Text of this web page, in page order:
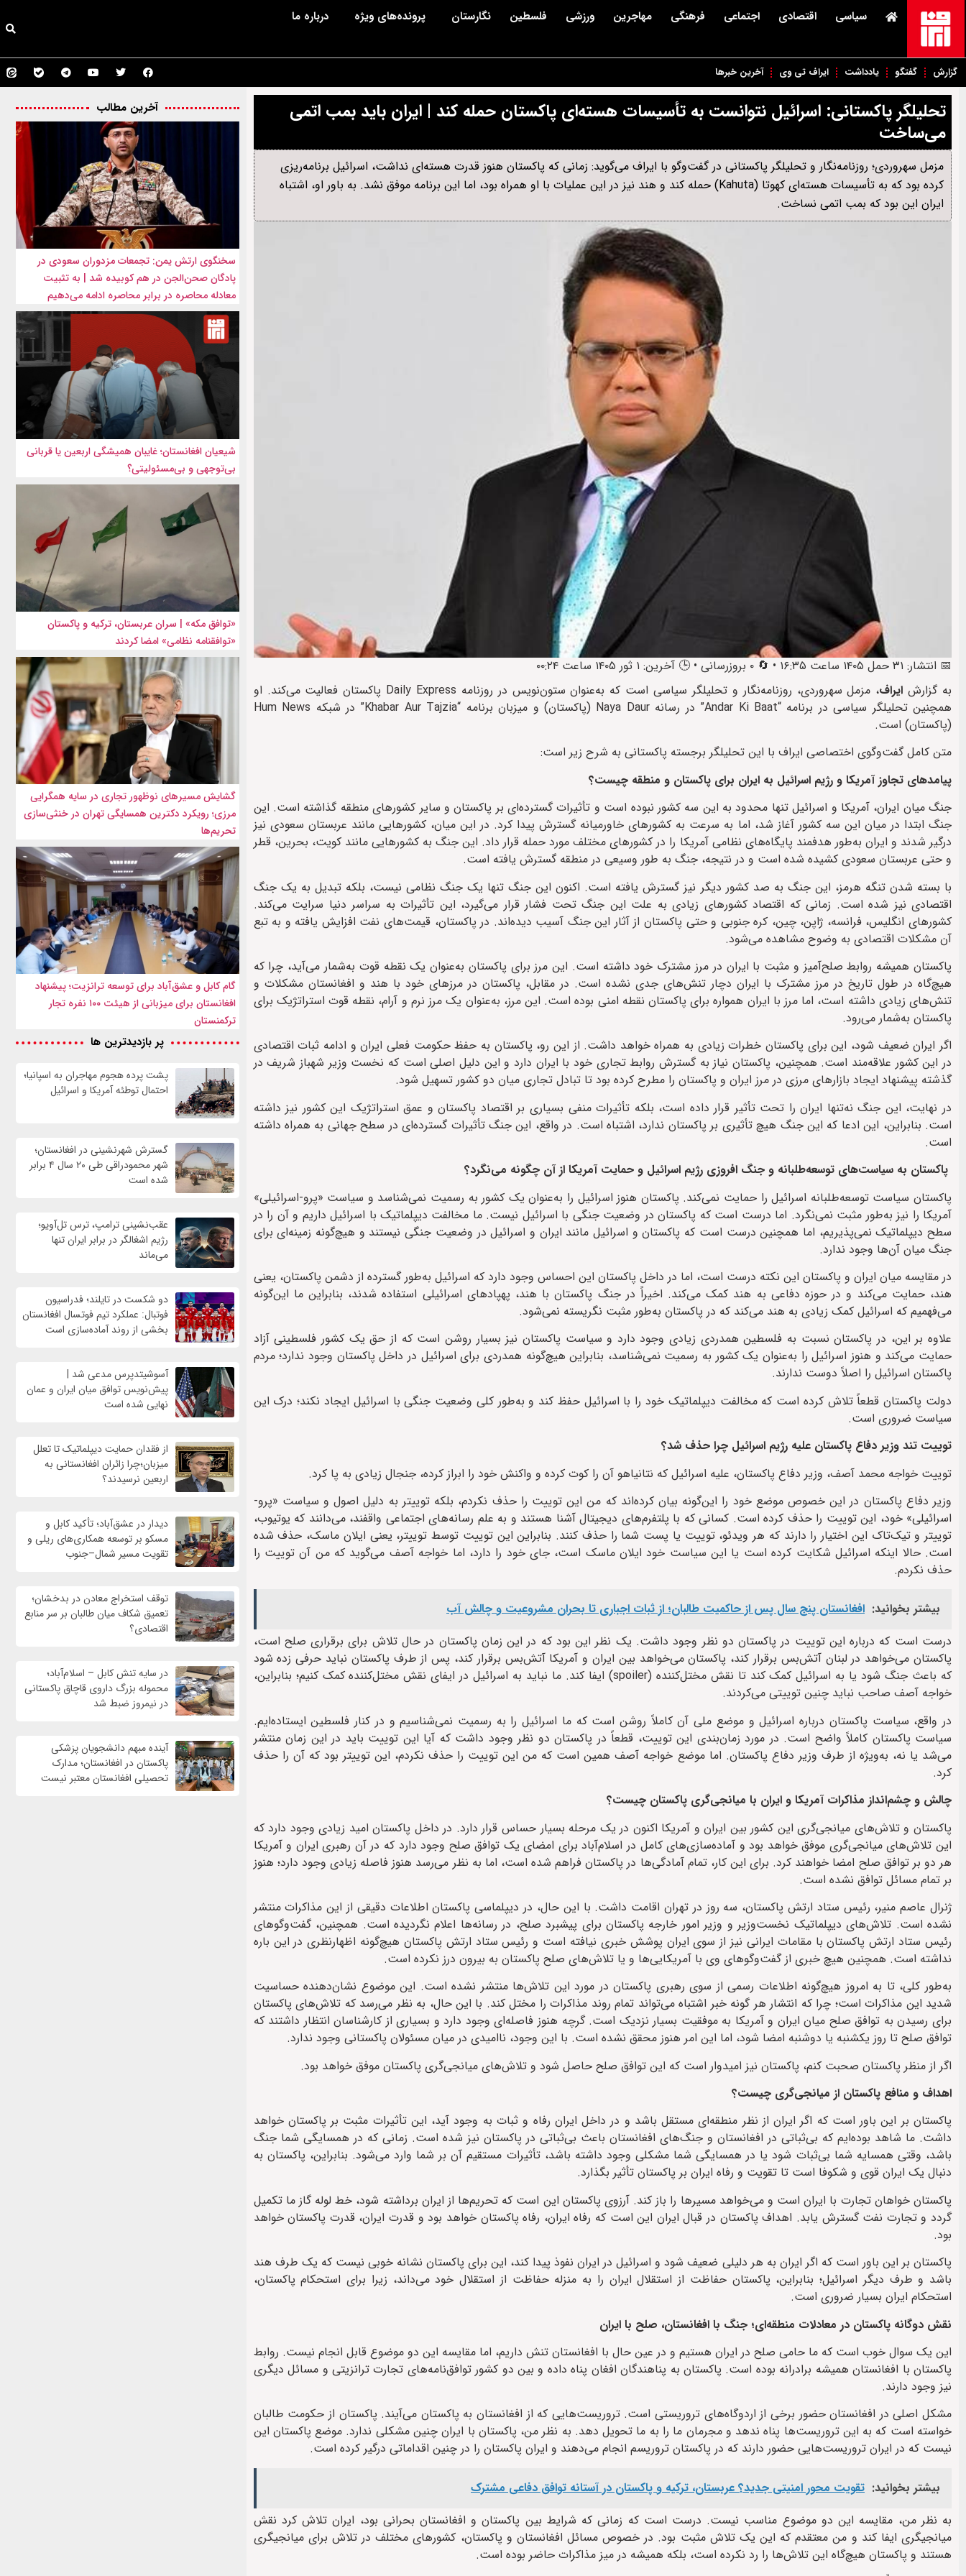
سیاسی اقتصادی اجتماعی فرهنگی مهاجرین ورزشی فلسطین نگارستان پرونده‌های ویژه درباره ما
گزارش گفتگو یادداشت ایراف تی وی آخرین خبرها
تحلیلگر پاکستانی: اسرائیل نتوانست به تأسیسات هسته‌ای پاکستان حمله کند | ایران باید بمب اتمی
می‌ساخت
مزمل سهروردی؛ روزنامه‌نگار و تحلیلگر پاکستانی در گفت‌وگو با ایراف می‌گوید: زمانی که پاکستان هنوز قدرت هسته‌ای نداشت، اسرائیل برنامه‌ریزی
کرده بود که به تأسیسات هسته‌ای کهوتا (Kahuta) حمله کند و هند نیز در این عملیات با او همراه بود، اما این برنامه موفق نشد. به باور او، اشتباه
ایران این بود که بمب اتمی نساخت.
📅 انتشار: ۳۱ حمل ۱۴۰۵ ساعت ۱۶:۳۵ • 🔄 ۰ بروزرسانی • 🕒 آخرین: ۱ ثور ۱۴۰۵ ساعت ۰۰:۲۴
به گزارش ایراف
، مزمل سهروردی، روزنامه‌نگار و تحلیلگر سیاسی است که به‌عنوان ستون‌نویس در روزنامه Daily Express پاکستان فعالیت می‌کند. او
همچنین تحلیلگر سیاسی در برنامه “Andar Ki Baat” در رسانه Naya Daur (پاکستان) و میزبان برنامه “Khabar Aur Tajzia” در شبکه Hum News
(پاکستان) است.
متن کامل گفت‌وگوی اختصاصی ایراف با این تحلیلگر برجسته پاکستانی به شرح زیر است:
پیامدهای تجاوز آمریکا و رژیم اسرائیل به ایران برای پاکستان و منطقه چیست؟
جنگ میان ایران، آمریکا و اسرائیل تنها محدود به این سه کشور نبوده است و تأثیرات گسترده‌ای بر پاکستان و سایر کشورهای منطقه گذاشته است. این
جنگ ابتدا در میان این سه کشور آغاز شد، اما به سرعت به کشورهای خاورمیانه گسترش پیدا کرد. در این میان، کشورهایی مانند عربستان سعودی نیز
درگیر شدند و ایران به‌طور هدفمند پایگاه‌های نظامی آمریکا را در کشورهای مختلف مورد حمله قرار داد. این جنگ به کشورهایی مانند کویت، بحرین، قطر
و حتی عربستان سعودی کشیده شده است و در نتیجه، جنگ به طور وسیعی در منطقه گسترش یافته است.
با بسته شدن تنگه هرمز، این جنگ به صد کشور دیگر نیز گسترش یافته است. اکنون این جنگ تنها یک جنگ نظامی نیست، بلکه تبدیل به یک جنگ
اقتصادی نیز شده است. زمانی که اقتصاد کشورهای زیادی به علت این جنگ تحت فشار قرار می‌گیرد، این تأثیرات به سراسر دنیا سرایت می‌کند.
کشورهای انگلیس، فرانسه، ژاپن، چین، کره جنوبی و حتی پاکستان از آثار این جنگ آسیب دیده‌اند. در پاکستان، قیمت‌های نفت افزایش یافته و به تبع
آن مشکلات اقتصادی به وضوح مشاهده می‌شود.
پاکستان همیشه روابط صلح‌آمیز و مثبت با ایران در مرز مشترک خود داشته است. این مرز برای پاکستان به‌عنوان یک نقطه قوت به‌شمار می‌آید، چرا که
هیچ‌گاه در طول تاریخ در مرز مشترک با ایران دچار تنش‌های جدی نشده است. در مقابل، پاکستان در مرزهای خود با هند و افغانستان مشکلات و
تنش‌های زیادی داشته است، اما مرز با ایران همواره برای پاکستان نقطه امنی بوده است. این مرز، به‌عنوان یک مرز نرم و آرام، نقطه قوت استراتژیک برای
پاکستان به‌شمار می‌رود.
اگر ایران ضعیف شود، این برای پاکستان خطرات زیادی به همراه خواهد داشت. از این رو، پاکستان به حفظ حکومت فعلی ایران و ادامه ثبات اقتصادی
در این کشور علاقه‌مند است. همچنین، پاکستان نیاز به گسترش روابط تجاری خود با ایران دارد و این دلیل اصلی است که نخست وزیر شهباز شریف در
گذشته پیشنهاد ایجاد بازارهای مرزی در مرز ایران و پاکستان را مطرح کرده بود تا تبادل تجاری میان دو کشور تسهیل شود.
در نهایت، این جنگ نه‌تنها ایران را تحت تأثیر قرار داده است، بلکه تأثیرات منفی بسیاری بر اقتصاد پاکستان و عمق استراتژیک این کشور نیز داشته
است. بنابراین، این ادعا که این جنگ هیچ تأثیری بر پاکستان ندارد، اشتباه است. در واقع، این جنگ تأثیرات گسترده‌ای در سطح جهانی به همراه داشته
است.
پاکستان به سیاست‌های توسعه‌طلبانه و جنگ افروزی رژیم اسرائیل و حمایت آمریکا از آن چگونه می‌نگرد؟
پاکستان سیاست توسعه‌طلبانه اسرائیل را حمایت نمی‌کند. پاکستان هنوز اسرائیل را به‌عنوان یک کشور به رسمیت نمی‌شناسد و سیاست «پرو-اسرائیلی»
آمریکا را نیز به‌طور مثبت نمی‌نگرد. اما درست است که پاکستان در وضعیت جنگی با اسرائیل نیست. ما مخالفت دیپلماتیک با اسرائیل داریم و آن را در
سطح دیپلماتیک نمی‌پذیریم، اما همچنین درست است که پاکستان و اسرائیل مانند ایران و اسرائیل در وضعیت جنگی نیستند و هیچ‌گونه زمینه‌ای برای
جنگ میان آن‌ها وجود ندارد.
در مقایسه میان ایران و پاکستان این نکته درست است، اما در داخل پاکستان این احساس وجود دارد که اسرائیل به‌طور گسترده از دشمن پاکستان، یعنی
هند، حمایت می‌کند و در حوزه دفاعی به هند کمک می‌کند. اخیراً در جنگ پاکستان با هند، پهپادهای اسرائیلی استفاده شدند، بنابراین ما این‌گونه
می‌فهمیم که اسرائیل کمک زیادی به هند می‌کند که در پاکستان به‌طور مثبت نگریسته نمی‌شود.
علاوه بر این، در پاکستان نسبت به فلسطین همدردی زیادی وجود دارد و سیاست پاکستان نیز بسیار روشن است که از حق یک کشور فلسطینی آزاد
حمایت می‌کند و هنوز اسرائیل را به‌عنوان یک کشور به رسمیت نمی‌شناسد، بنابراین هیچ‌گونه همدردی برای اسرائیل در داخل پاکستان وجود ندارد؛ مردم
پاکستان اسرائیل را اصلاً دوست ندارند.
دولت پاکستان قطعاً تلاش کرده است که مخالفت دیپلماتیک خود را با اسرائیل حفظ کند و به‌طور کلی وضعیت جنگی با اسرائیل ایجاد نکند؛ درک این
سیاست ضروری است.
توییت تند وزیر دفاع پاکستان علیه رژیم اسرائیل چرا حذف شد؟
توییت خواجه محمد آصف، وزیر دفاع پاکستان، علیه اسرائیل که نتانیاهو آن را کوت کرده و واکنش خود را ابراز کرده، جنجال زیادی به پا کرد.
وزیر دفاع پاکستان در این خصوص موضع خود را این‌گونه بیان کرده‌اند که من این توییت را حذف نکردم، بلکه توییتر به دلیل اصول و سیاست «پرو-
اسرائیلی» خود، این توییت را حذف کرده است. کسانی که با پلتفرم‌های دیجیتال آشنا هستند و به علم رسانه‌های اجتماعی واقفند، می‌دانند که یوتیوب،
توییتر و تیک‌تاک این اختیار را دارند که هر ویدئو، توییت یا پست شما را حذف کنند. بنابراین این توییت توسط توییتر، یعنی ایلان ماسک، حذف شده
است. حالا اینکه اسرائیل شکایت کرده است یا این سیاست خود ایلان ماسک است، جای خود را دارد، اما خواجه آصف می‌گوید که من آن توییت را
حذف نکردم.
بیشتر بخوانید: افغانستان پنج سال پس از حاکمیت طالبان؛ از ثبات اجباری تا بحران مشروعیت و چالش آب
درست است که درباره این توییت در پاکستان دو نظر وجود داشت. یک نظر این بود که در این زمان پاکستان در حال تلاش برای برقراری صلح است،
پاکستان می‌خواهد در لبنان آتش‌بس برقرار کند، پاکستان می‌خواهد بین ایران و آمریکا آتش‌بس برقرار کند، پس از طرف پاکستان نباید حرفی زده شود
که باعث جنگ شود یا به اسرائیل کمک کند تا نقش مختل‌کننده (spoiler) ایفا کند. ما نباید به اسرائیل در ایفای نقش مختل‌کننده کمک کنیم؛ بنابراین،
خواجه آصف صاحب نباید چنین توییتی می‌کردند.
در واقع، سیاست پاکستان درباره اسرائیل و موضع ملی آن کاملاً روشن است که ما اسرائیل را به رسمیت نمی‌شناسیم و در کنار فلسطین ایستاده‌ایم.
سیاست پاکستان کاملاً واضح است. در مورد زمان‌بندی این توییت، قطعاً در پاکستان دو نظر وجود داشت که آیا این توییت باید در این زمان منتشر
می‌شد یا نه، به‌ویژه از طرف وزیر دفاع پاکستان. اما موضع خواجه آصف همین است که من این توییت را حذف نکردم، این توییتر بود که آن را حذف
کرد.
چالش و چشم‌انداز مذاکرات آمریکا و ایران با میانجی‌گری پاکستان چیست؟
پاکستان و تلاش‌های میانجی‌گری این کشور بین ایران و آمریکا اکنون در یک مرحله بسیار حساس قرار دارد. در داخل پاکستان امید زیادی وجود دارد که
این تلاش‌های میانجی‌گری موفق خواهد بود و آماده‌سازی‌های کامل در اسلام‌آباد برای امضای یک توافق صلح وجود دارد که در آن رهبری ایران و آمریکا
هر دو بر توافق صلح امضا خواهند کرد. برای این کار، تمام آمادگی‌ها در پاکستان فراهم شده است، اما به نظر می‌رسد هنوز فاصله زیادی وجود دارد؛ هنوز
بر تمام مسائل توافق نشده است.
ژنرال عاصم منیر، رئیس ستاد ارتش پاکستان، سه روز در تهران اقامت داشت. با این حال، در دیپلماسی پاکستان اطلاعات دقیقی از این مذاکرات منتشر
نشده است. تلاش‌های دیپلماتیک نخست‌وزیر و وزیر امور خارجه پاکستان برای پیشبرد صلح، در رسانه‌ها اعلام نگردیده است. همچنین، گفت‌وگوهای
رئیس ستاد ارتش پاکستان با مقامات ایرانی نیز از سوی ایران پوشش خبری نیافته است و رئیس ستاد ارتش پاکستان هیچ‌گونه اظهارنظری در این باره
نداشته است. همچنین هیچ خبری از گفت‌وگوهای وی با آمریکایی‌ها و یا تلاش‌های صلح پاکستان به بیرون درز نکرده است.
به‌طور کلی، تا به امروز هیچ‌گونه اطلاعات رسمی از سوی رهبری پاکستان در مورد این تلاش‌ها منتشر نشده است. این موضوع نشان‌دهنده حساسیت
شدید این مذاکرات است؛ چرا که انتشار هر گونه خبر اشتباه می‌تواند تمام روند مذاکرات را مختل کند. با این حال، به نظر می‌رسد که تلاش‌های پاکستان
برای رسیدن به توافق صلح میان ایران و آمریکا به موفقیت بسیار نزدیک است. گرچه هنوز فاصله‌ای وجود دارد و بسیاری از کارشناسان انتظار داشتند که
توافق صلح تا روز یکشنبه یا دوشنبه امضا شود، اما این امر هنوز محقق نشده است. با این وجود، ناامیدی در میان مسئولان پاکستانی وجود ندارد.
اگر از منظر پاکستان صحبت کنم، پاکستان نیز امیدوار است که این توافق صلح حاصل شود و تلاش‌های میانجی‌گری پاکستان موفق خواهد بود.
اهداف و منافع پاکستان از میانجی‌گری چیست؟
پاکستان بر این باور است که اگر ایران از نظر منطقه‌ای مستقل باشد و در داخل ایران رفاه و ثبات به وجود آید، این تأثیرات مثبت بر پاکستان خواهد
داشت. ما شاهد بوده‌ایم که بی‌ثباتی در افغانستان و جنگ‌های افغانستان باعث بی‌ثباتی در پاکستان نیز شده است. زمانی که در همسایگی شما جنگ
باشد، وقتی همسایه شما بی‌ثبات شود یا در همسایگی شما مشکلی وجود داشته باشد، تأثیرات مستقیم آن بر شما وارد می‌شود. بنابراین، پاکستان به
دنبال یک ایران قوی و شکوفا است تا تقویت و رفاه ایران بر پاکستان تأثیر بگذارد.
پاکستان خواهان تجارت با ایران است و می‌خواهد مسیرها را باز کند. آرزوی پاکستان این است که تحریم‌ها از ایران برداشته شود، خط لوله گاز ما تکمیل
گردد و تجارت نفت گسترش یابد. اهداف پاکستان در قبال ایران این است که رفاه ایران، رفاه پاکستان خواهد بود و قدرت ایران، قدرت پاکستان خواهد
بود.
پاکستان بر این باور است که اگر ایران به هر دلیلی ضعیف شود و اسرائیل در ایران نفوذ پیدا کند، این برای پاکستان نشانه خوبی نیست که یک طرف هند
باشد و طرف دیگر اسرائیل؛ بنابراین، پاکستان حفاظت از استقلال ایران را به منزله حفاظت از استقلال خود می‌داند، زیرا برای استحکام پاکستان،
استحکام ایران بسیار ضروری است.
نقش دوگانه پاکستان در معادلات منطقه‌ای؛ جنگ با افغانستان، صلح با ایران
این یک سوال خوب است که ما حامی صلح در ایران هستیم و در عین حال با افغانستان تنش داریم، اما مقایسه این دو موضوع قابل انجام نیست. روابط
پاکستان با افغانستان همیشه برادرانه بوده است. پاکستان به پناهندگان افغان پناه داده و بین دو کشور توافق‌نامه‌های تجارت ترانزیتی و مسائل دیگری
نیز وجود دارند.
مشکل اصلی در افغانستان حضور برخی از اردوگاه‌های تروریستی است. تروریست‌هایی که از افغانستان به پاکستان می‌آیند. پاکستان از حکومت طالبان
خواسته است که به این تروریست‌ها پناه ندهد و مجرمان ما را به ما تحویل دهد. به نظر من، پاکستان با ایران چنین مشکلی ندارد. موضع پاکستان این
نیست که در ایران تروریست‌هایی حضور دارند که در پاکستان تروریسم انجام می‌دهند و ایران پاکستان را در چنین اقداماتی درگیر کرده است.
بیشتر بخوانید: تقویت محور امنیتی جدید؟ عربستان، ترکیه و پاکستان در آستانه توافق دفاعی مشترک
به نظر من، مقایسه این دو موضوع مناسب نیست. درست است که زمانی که شرایط بین پاکستان و افغانستان بحرانی بود، ایران تلاش کرد نقش
میانجیگری ایفا کند و من معتقدم که این یک تلاش مثبت بود. در خصوص مسائل افغانستان و پاکستان، کشورهای مختلف در تلاش برای میانجیگری
هستند و پاکستان هیچ‌گاه این تلاش‌ها را رد نکرده است، بلکه همیشه در میز مذاکرات حاضر بوده است.
آخرین مطالب
سخنگوی ارتش یمن: تجمعات مزدوران سعودی در
پادگان صحن‌الجن در هم کوبیده شد | به تثبیت
معادله محاصره در برابر محاصره ادامه می‌دهیم
شیعیان افغانستان؛ غایبان همیشگی اربعین یا قربانی
بی‌توجهی و بی‌مسئولیتی؟
«توافق مکه» | سران عربستان، ترکیه و پاکستان
«توافقنامه نظامی» امضا کردند
گشایش مسیرهای نوظهور تجاری در سایه همگرایی
مرزی؛ رویکرد دکترین همسایگی تهران در خنثی‌سازی
تحریم‌ها
گام کابل و عشق‌آباد برای توسعه ترانزیت؛ پیشنهاد
افغانستان برای میزبانی از هیئت ۱۰۰ نفره تجار
ترکمنستان
پر بازدیدترین ها
پشت پرده هجوم مهاجران به اسپانیا؛
احتمال توطئه آمریکا و اسرائیل
گسترش شهرنشینی در افغانستان؛
شهر محمودراقی طی ۲۰ سال ۴ برابر
شده است
عقب‌نشینی ترامپ، ترس تل‌آویو؛
رژیم اشغالگر در برابر ایران تنها
می‌ماند
دو شکست در تایلند؛ فدراسیون
فوتبال: عملکرد تیم فوتسال افغانستان
بخشی از روند آماده‌سازی است
آسوشیتدپرس مدعی شد |
پیش‌نویس توافق میان ایران و عمان
نهایی شده است
از فقدان حمایت دیپلماتیک تا تعلل
میزبان؛چرا زائران افغانستانی به
اربعین نرسیدند؟
دیدار در عشق‌آباد؛ تأکید کابل و
مسکو بر توسعه همکاری‌های ریلی و
تقویت مسیر شمال–جنوب
توقف استخراج معادن در بدخشان؛
تعمیق شکاف میان طالبان بر سر منابع
اقتصادی؟
در سایه تنش کابل – اسلام‌آباد؛
محموله بزرگ داروی قاچاق پاکستانی
در نیمروز ضبط شد
آینده مبهم دانشجویان پزشکی
پاکستان در افغانستان؛ مدارک
تحصیلی افغانستان معتبر نیست